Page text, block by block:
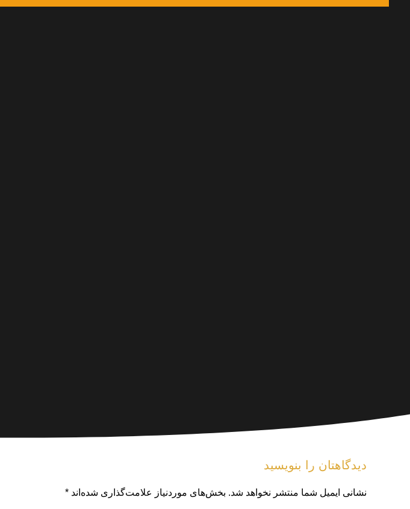
دیدگاهتان را بنویسید
نشانی ایمیل شما منتشر نخواهد شد. بخش‌های موردنیاز علامت‌گذاری شده‌اند *